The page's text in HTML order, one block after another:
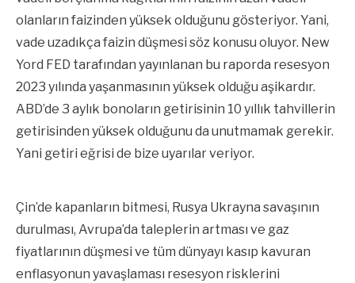
olanların faizinden yüksek olduğunu gösteriyor. Yani,
vade uzadıkça faizin düşmesi söz konusu oluyor. New
Yord FED tarafından yayınlanan bu raporda resesyon
2023 yılında yaşanmasının yüksek olduğu aşikardır.
ABD’de 3 aylık bonoların getirisinin 10 yıllık tahvillerin
getirisinden yüksek olduğunu da unutmamak gerekir.
Yani getiri eğrisi de bize uyarılar veriyor.
Çin’de kapanların bitmesi, Rusya Ukrayna savaşının
durulması, Avrupa’da taleplerin artması ve gaz
fiyatlarının düşmesi ve tüm dünyayı kasıp kavuran
enflasyonun yavaşlaması resesyon risklerini